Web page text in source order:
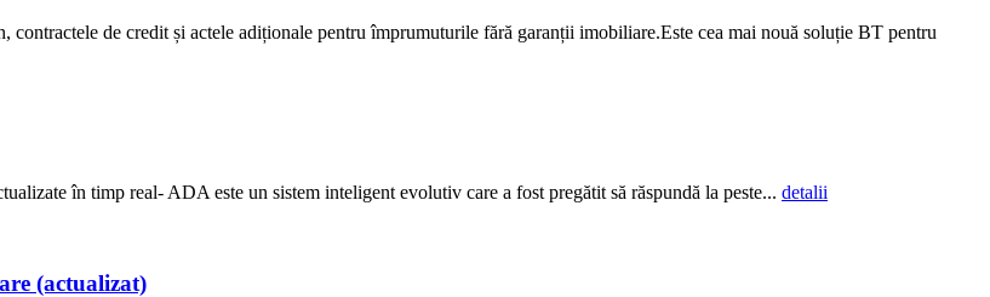
de credit și actele adiționale pentru împrumuturile fără garanții imobiliare.Este cea mai nouă soluție BT pentru
în timp real- ADA este un sistem inteligent evolutiv care a fost pregătit să răspundă la peste... detalii
(actualizat)